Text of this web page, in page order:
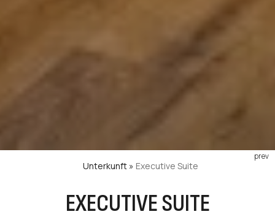
Unterkunft » Executive Suite
EXECUTIVE SUITE
prev